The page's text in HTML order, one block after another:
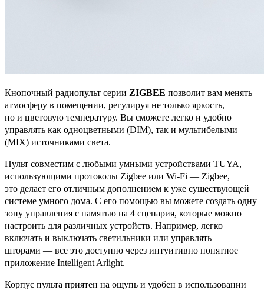
Кнопочный радиопульт серии ZIGBEE позволит вам менять
атмосферу в помещении, регулируя не только яркость,
но и цветовую температуру. Вы сможете легко и удобно
управлять как одноцветными (DIM), так и мультибелыми
(MIX) источниками света.
Пульт совместим с любыми умными устройствами TUYA,
использующими протоколы Zigbee или Wi-Fi — Zigbee,
это делает его отличным дополнением к уже существующей
системе умного дома. С его помощью вы можете создать одну
зону управления с памятью на 4 сценария, которые можно
настроить для различных устройств. Например, легко
включать и выключать светильники или управлять
шторами — все это доступно через интуитивно понятное
приложение Intelligent Arlight.
Корпус пульта приятен на ощупь и удобен в использовании